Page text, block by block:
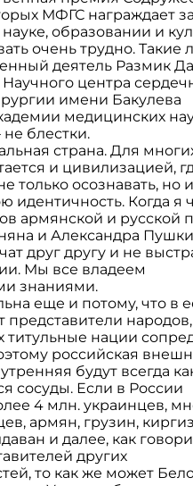
МФГС награждает за
образовании и
очень трудно. Такие
деятель Размик
Научного центра
имени Бакулева
медицинских
не блестки.
страна. Для
и цивилизацией,
только осознавать, но и
идентичность. Когда я
армянской и русской
и Александра
друг другу и не
Мы все владеем
знаниями.
еще и потому, что в
представители народов,
титульные нации
российская
будут всегда
сосуды. Если в России
4 млн. украинцев,
армян, грузин,
и далее, как
других
то как же может